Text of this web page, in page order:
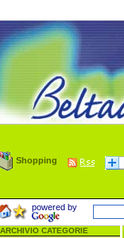
Shopping
powered by
CATEGORIE